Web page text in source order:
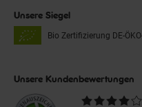
Unsere Siegel
Bio Zertifizierung DE-
Unsere Kundenbewertungen
Durchschnittliche